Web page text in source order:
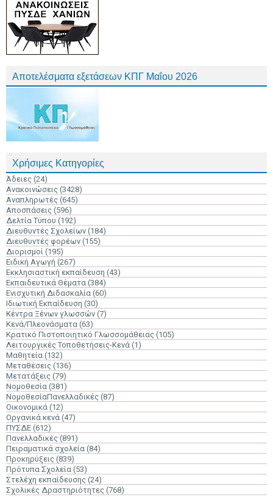
Αποτελέσματα εξετάσεων ΚΠΓ Μαΐου 2026
Χρήσιμες Κατηγορίες
Άδειες (24)
Ανακοινώσεις (3428)
Αναπληρωτές (645)
Αποσπάσεις (596)
Δελτία Τύπου (192)
Διευθυντές Σχολείων (184)
Διευθυντές φορέων (155)
Διορισμοί (195)
Ειδική Αγωγή (267)
Εκκλησιαστική εκπαίδευση (43)
Εκπαιδευτικά Θέματα (384)
Ενισχυτική Διδασκαλία (60)
Ιδιωτική Εκπαίδευση (30)
Κέντρα Ξένων γλωσσών (7)
Κενά/Πλεονάσματα (63)
Κρατικό Πιστοποιητικό Γλωσσομάθειας (105)
Λειτουργικές Τοποθετήσεις-Κενά (1)
Μαθητεία (132)
Μεταθέσεις (136)
Μετατάξεις (79)
Νομοθεσία (381)
ΝομοθεσίαΠανελλαδικές (87)
Οικονομικά (12)
Οργανικά κενά (47)
ΠΥΣΔΕ (612)
Πανελλαδικές (891)
Πειραματικά σχολεία (84)
Προκηρύξεις (839)
Πρότυπα Σχολεία (53)
Στελέχη εκπαίδευσης (24)
Σχολικές Δραστηριότητες (768)